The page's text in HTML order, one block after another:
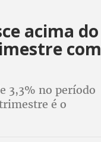
acima do
com
3,3% no período
é o